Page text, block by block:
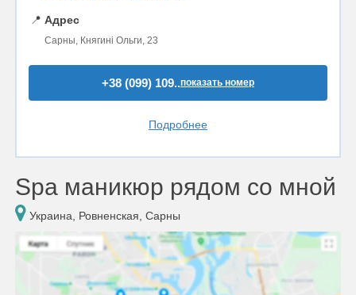
📍 Адрес
Сарны, Княгині Ольги, 23
+38 (099) 109..показать номер
Подробнее
Spa маникюр рядом со мной
Украина, Ровненская, Сарны